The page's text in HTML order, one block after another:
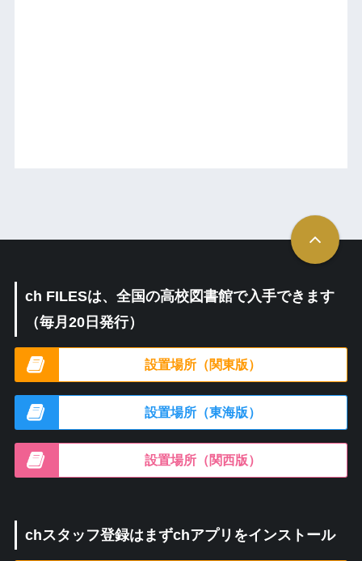
ch FILESは、全国の高校図書館で入手できます
（毎月20日発行）
設置場所（関東版）
設置場所（東海版）
設置場所（関西版）
chスタッフ登録はまずchアプリをインストール